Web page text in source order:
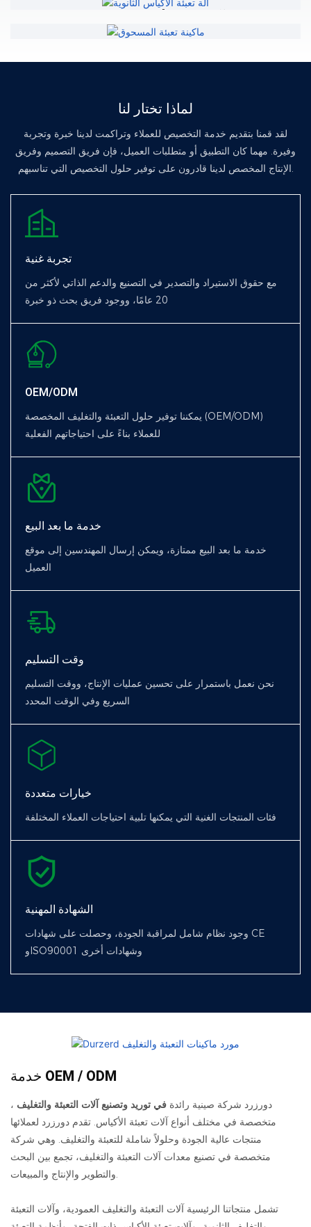
مدعومة بمرافق التصنيع الحديثة، وأحدث التقنيات، والملكية
نحن نقدم خدمات متنوعة من عروض الأسعار وفحص الجودة
التصدير وغيرها من الخدمات وفقًا لاحتياجاتك. لدينا فرق
مهندسين لخدمة ما بعد البيع خلال 24 ساعة
لماذا تختار لنا
لقد قمنا بتقديم خدمة التخصيص للعملاء وتراكمت لدينا خبرة وتجربة
وفيرة. مهما كان التطبيق أو متطلبات العميل، فإن فريق التصميم وفريق
تجربة غنية
مع حقوق الاستيراد والتصدير في التصنيع والدعم الذاتي لأكثر من
20 عامًا، ووجود فريق بحث ذو خبرة
OEM/ODM
يمكننا توفير حلول التعبئة والتغليف المخصصة (OEM/ODM)
للعملاء بناءً على احتياجاتهم الفعلية
خدمة ما بعد البيع
خدمة ما بعد البيع ممتازة، ويمكن إرسال المهندسين إلى موقع
العميل
وقت التسليم
نحن نعمل باستمرار على تحسين عمليات الإنتاج، ووقت التسليم
السريع وفي الوقت المحدد
خيارات متعددة
فئات المنتجات الغنية التي يمكنها تلبية احتياجات العملاء المختلفة
الشهادة المهنية
وجود نظام شامل لمراقبة الجودة، وحصلت على شهادات CE
وISO90001 وشهادات أخرى
خدمة OEM / ODM
دورزرد شركة صينية رائدة في توريد وتصنيع آلات التعبئة والتغليف ،
متخصصة في مختلف أنواع آلات تعبئة الأكياس. تقدم دورزرد لعملائها
منتجات عالية الجودة وحلولاً شاملة للتعبئة والتغليف. وهي شركة
متخصصة في تصنيع معدات آلات التعبئة والتغليف، تجمع بين البحث
والتطوير والإنتاج والمبيعات.
تشمل منتجاتنا الرئيسية آلات التعبئة والتغليف العمودية، وآلات التعبئة